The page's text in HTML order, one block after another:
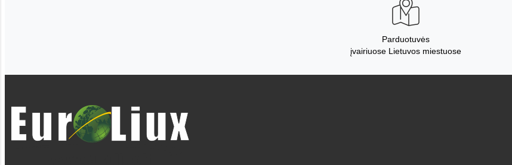
Parduotuvės
įvairiuose Lietuvos miestuose